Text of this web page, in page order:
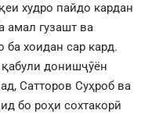
худро пайдо кардан
амал гузашт ва
ба хоидан сар кард.
донишҷӯён
Сатторов Суҳроб ва
бо роҳи сохтакорӣ